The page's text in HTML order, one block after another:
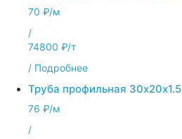
70 ₽/м
/
74800 ₽/т
/ Подробнее
Труба профильная 30х20х1.5
76 ₽/м
/